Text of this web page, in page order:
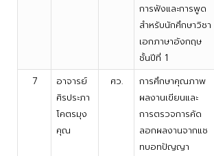
การฟังและการพูด
สำหรับนักศึกษาวิชา
เอกภาษาอังกฤษ
ชั้นปีที่ 1
7
อาจารย์
ศิรประภา
โคตรมุง
คุณ
ศว.
การศึกษาคุณภาพ
ผลงานเขียนและ
การตรวจการคัด
ลอกผลงานจากแช
ทบอทปัญญา